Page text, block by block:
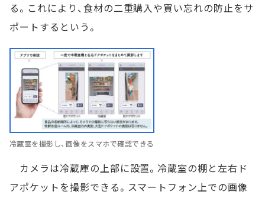
る。これにより、食材の二重購入や買い忘れの防止をサ
ポートするという。
冷蔵室を撮影し、画像をスマホで確認できる
カメラは冷蔵庫の上部に設置。冷蔵室の棚と左右ド
アポケットを撮影できる。スマートフォン上での画像